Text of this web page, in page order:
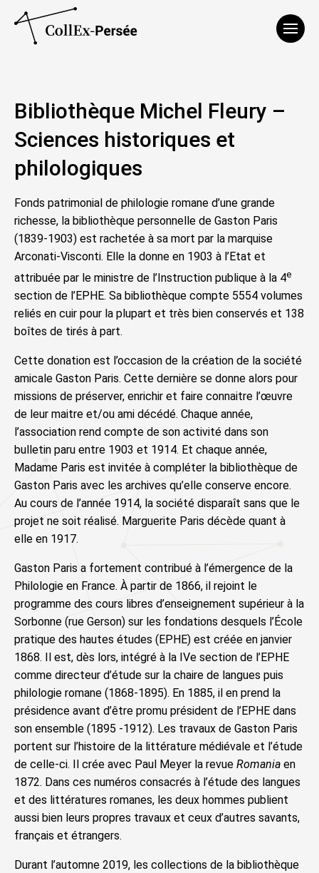
Bibliothèque Michel Fleury –
Sciences historiques et
philologiques
Fonds patrimonial de philologie romane d’une grande
richesse, la bibliothèque personnelle de Gaston Paris
(1839-1903) est rachetée à sa mort par la marquise
Arconati-Visconti. Elle la donne en 1903 à l’Etat et
attribuée par le ministre de l’Instruction publique à la 4e
section de l’EPHE. Sa bibliothèque compte 5554 volumes
reliés en cuir pour la plupart et très bien conservés et 138
boîtes de tirés à part.
Cette donation est l’occasion de la création de la société
amicale Gaston Paris. Cette dernière se donne alors pour
missions de préserver, enrichir et faire connaitre l’œuvre
de leur maitre et/ou ami décédé. Chaque année,
l’association rend compte de son activité dans son
bulletin paru entre 1903 et 1914. Et chaque année,
Madame Paris est invitée à compléter la bibliothèque de
Gaston Paris avec les archives qu’elle conserve encore.
Au cours de l’année 1914, la société disparaît sans que le
projet ne soit réalisé. Marguerite Paris décède quant à
elle en 1917.
Gaston Paris a fortement contribué à l’émergence de la
Philologie en France. À partir de 1866, il rejoint le
programme des cours libres d’enseignement supérieur à la
Sorbonne (rue Gerson) sur les fondations desquels l’École
pratique des hautes études (EPHE) est créée en janvier
1868. Il est, dès lors, intégré à la IVe section de l’EPHE
comme directeur d’étude sur la chaire de langues puis
philologie romane (1868-1895). En 1885, il en prend la
présidence avant d’être promu président de l’EPHE dans
son ensemble (1895 -1912). Les travaux de Gaston Paris
portent sur l’histoire de la littérature médiévale et l’étude
de celle-ci. Il crée avec Paul Meyer la revue Romania en
1872. Dans ces numéros consacrés à l’étude des langues
et des littératures romanes, les deux hommes publient
aussi bien leurs propres travaux et ceux d’autres savants,
français et étrangers.
Durant l’automne 2019, les collections de la bibliothèque